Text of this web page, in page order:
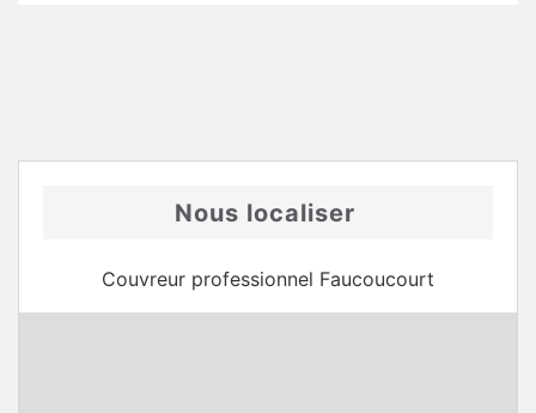
Nous localiser
Couvreur professionnel Faucoucourt